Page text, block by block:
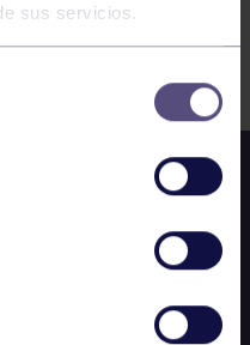
sus servicios.
FILTRAR